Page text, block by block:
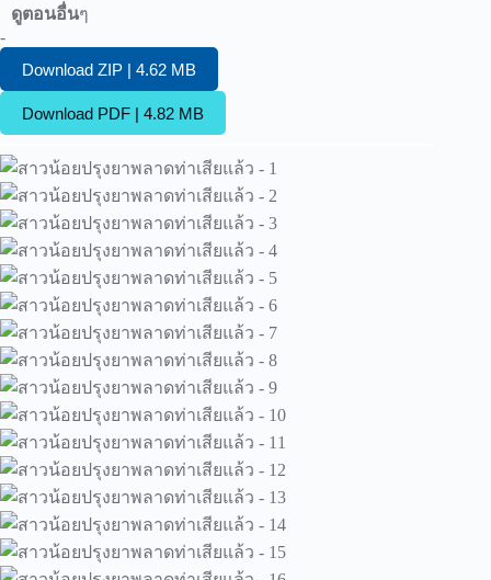
ดูตอนอื่นๆ
-
Download ZIP | 4.62 MB
Download PDF | 4.82 MB